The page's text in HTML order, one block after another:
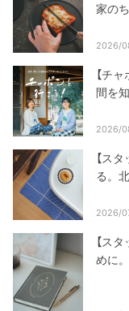
家の
2026/
【チ
間を
2026/
【ス
る。
2026/
【ス
めに